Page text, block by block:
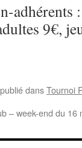
adhérents
9€,
dansTournoi
– week-end du 16